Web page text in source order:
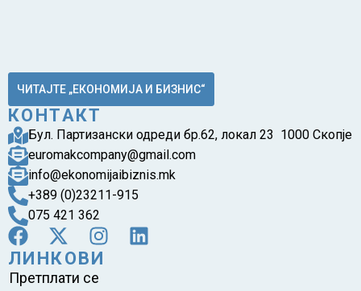
ЧИТАЈТЕ „ЕКОНОМИЈА И БИЗНИС“
КОНТАКТ
Бул. Партизански одреди бр.62, локал 23 1000 Скопје
euromakcompany@gmail.com
info@ekonomijaibiznis.mk
+389 (0)23211-915
075 421 362
ЛИНКОВИ
Претплати се